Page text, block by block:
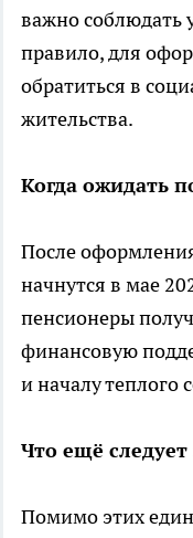
важно соблюдать
правило, для
обратиться в
жительства.
Когда ожидать
После
начнутся в мае
пенсионеры
финансовую
и началу теплого
Что ещё следует
Помимо этих